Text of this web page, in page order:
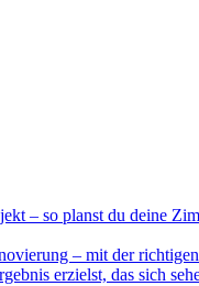
– so planst du deine
– mit der
erzielst, das sich